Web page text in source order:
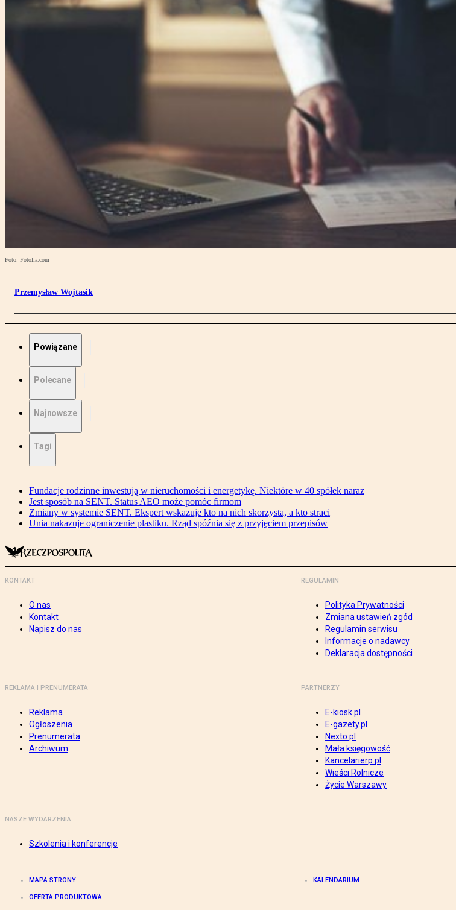
Foto: Fotolia.com
Przemysław Wojtasik
Powiązane
Polecane
Najnowsze
Tagi
Fundacje rodzinne inwestują w nieruchomości i energetykę. Niektóre w 40 spółek naraz
Jest sposób na SENT. Status AEO może pomóc firmom
Zmiany w systemie SENT. Ekspert wskazuje kto na nich skorzysta, a kto straci
Unia nakazuje ograniczenie plastiku. Rząd spóźnia się z przyjęciem przepisów
KONTAKT
O nas
Kontakt
Napisz do nas
REGULAMIN
Polityka Prywatności
Zmiana ustawień zgód
Regulamin serwisu
Informacje o nadawcy
Deklaracja dostępności
REKLAMA I PRENUMERATA
Reklama
Ogłoszenia
Prenumerata
Archiwum
PARTNERZY
E-kiosk.pl
E-gazety.pl
Nexto.pl
Mała księgowość
Kancelarierp.pl
Wieści Rolnicze
Życie Warszawy
NASZE WYDARZENIA
Szkolenia i konferencje
MAPA STRONY KALENDARIUM
OFERTA PRODUKTOWA